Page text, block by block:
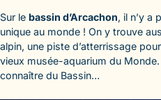
Sur le bassin d’Arcachon, il n’y a
unique au monde ! On y trouve
alpin, une piste d’atterrissage
vieux musée-aquarium du
connaître du Bassin…